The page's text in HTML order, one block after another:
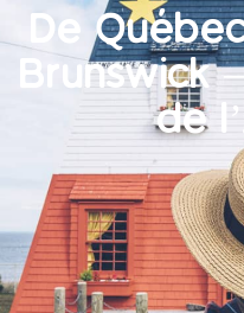
De
Brunswick
de